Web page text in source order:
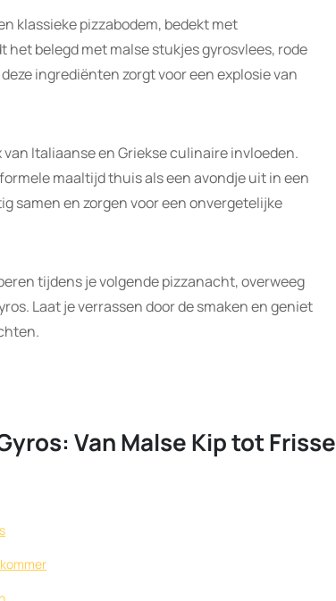
klassieke pizzabodem, bedekt met
belegd met malse stukjes gyrosvlees, rode
ingrediënten zorgt voor een explosie van
Italiaanse en Griekse culinaire invloeden.
maaltijd thuis als een avondje uit in een
samen en zorgen voor een onvergetelijke
tijdens je volgende pizzanacht, overweeg
Laat je verrassen door de smaken en geniet
Van Malse Kip tot Frisse